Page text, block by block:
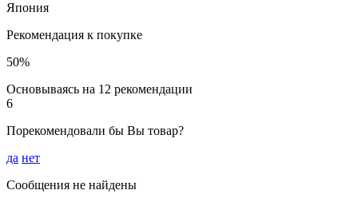
Япония
Рекомендация к покупке
50%
Основываясь на 12 рекомендации
6
Порекомендовали бы Вы товар?
да нет
Сообщения не найдены